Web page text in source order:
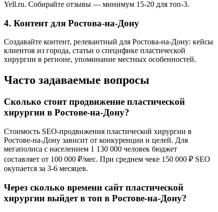
Yell.ru. Собирайте отзывы — минимум 15-20 для топ-3.
4. Контент для Ростова-на-Дону
Создавайте контент, релевантный для Ростова-на-Дону: кейсы
клиентов из города, статьи о специфике пластической
хирургии в регионе, упоминание местных особенностей.
Часто задаваемые вопросы
Сколько стоит продвижение пластической
хирургии в Ростове-на-Дону?
Стоимость SEO-продвижения пластической хирургии в
Ростове-на-Дону зависит от конкуренции и целей. Для
мегаполиса с населением 1 130 000 человек бюджет
составляет от 100 000 ₽/мес. При среднем чеке 150 000 ₽ SEO
окупается за 3-6 месяцев.
Через сколько времени сайт пластической
хирургии выйдет в топ в Ростове-на-Дону?